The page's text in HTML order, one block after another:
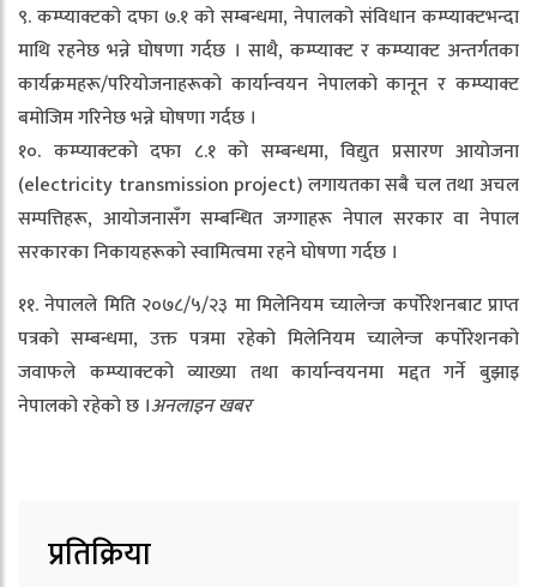
९. कम्प्याक्टको दफा ७.१ को सम्बन्धमा, नेपालको संविधान कम्प्याक्टभन्दा
माथि रहनेछ भन्ने घोषणा गर्दछ । साथै, कम्प्याक्ट र कम्प्याक्ट अन्तर्गतका
कार्यक्रमहरू/परियोजनाहरूको कार्यान्वयन नेपालको कानून र कम्प्याक्ट
बमोजिम गरिनेछ भन्ने घोषणा गर्दछ ।
१०. कम्प्याक्टको दफा ८.१ को सम्बन्धमा, विद्युत प्रसारण आयोजना
(electricity transmission project) लगायतका सबै चल तथा अचल
सम्पत्तिहरू, आयोजनासँग सम्बन्धित जग्गाहरू नेपाल सरकार वा नेपाल
सरकारका निकायहरूको स्वामित्वमा रहने घोषणा गर्दछ ।
११. नेपालले मिति २०७८/५/२३ मा मिलेनियम च्यालेन्ज कर्पोरेशनबाट प्राप्त
पत्रको सम्बन्धमा, उक्त पत्रमा रहेको मिलेनियम च्यालेन्ज कर्पोरेशनको
जवाफले कम्प्याक्टको व्याख्या तथा कार्यान्वयनमा मद्दत गर्ने बुझाइ
नेपालको रहेको छ ।अनलाइन खबर
प्रतिक्रिया